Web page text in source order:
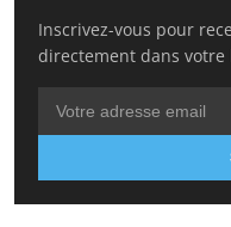
Inscrivez-vous pour
directement dans votre